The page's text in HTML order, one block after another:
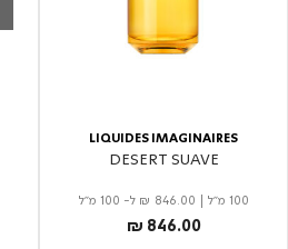
LIQUIDES IMAGINAIRES
DESERT SUAVE
100 מ"ל ₪ 846.00 ל- 100 מ"ל
₪ 846.00